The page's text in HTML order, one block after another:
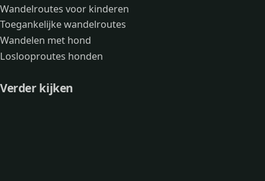
Wandelroutes voor kinderen
Toegankelijke wandelroutes
Wandelen met hond
Loslooproutes honden
Verder kijken